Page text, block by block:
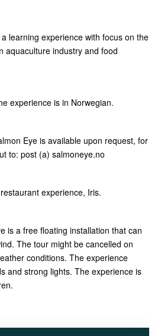
learning experience with focus on the
aquaculture industry and food
experience is in Norwegian.
Eye is available upon request, for
to: post (a) salmoneye.no
experience, Iris.
is a free floating installation that can
The tour might be cancelled on
conditions. The experience
and strong lights. The experience is